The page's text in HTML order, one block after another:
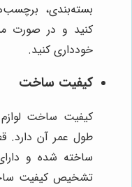
بسته‌بندی،
کنید و در صورت
خودداری کنید.
کیفیت ساخت
کیفیت ساخت
طول عمر آن دارد.
ساخته شده و
تشخیص کیفیت